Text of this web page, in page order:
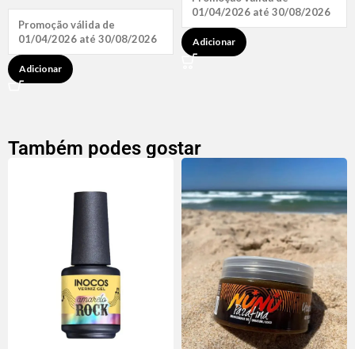
Promoção válida de
01/04/2026 até 30/08/2026
Adicionar
01/04/2026 até 30/08/2026
Adicionar
Também podes gostar